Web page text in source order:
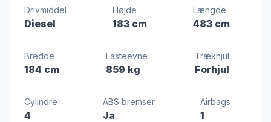
Drivmiddel
Diesel
Højde
183 cm
Længde
483 cm
Bredde
184 cm
Lasteevne
859 kg
Trækhjul
Forhjul
Cylindre
4
ABS bremser
Ja
Airbags
1